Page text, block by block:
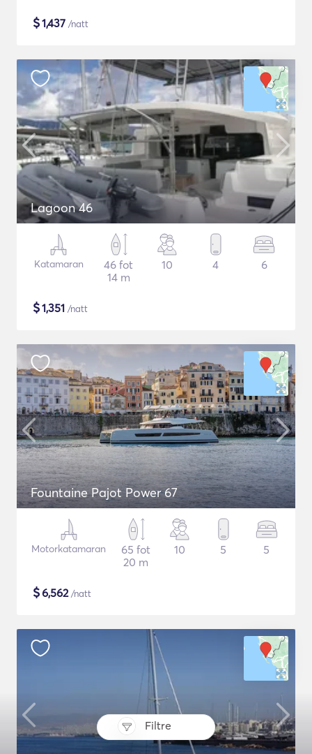
Filtre
$1,437 /natt
Lagoon 46
Katamaran
46 fot
14 m
10 4 6
$1,351 /natt
Fountaine Pajot Power 67
Motorkatamaran
65 fot
20 m
10 5 5
$6,562/natt